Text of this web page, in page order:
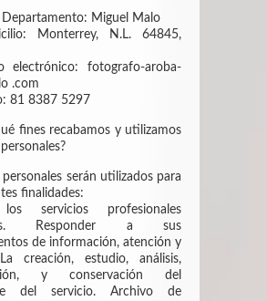
Departamento: Miguel Malo
Monterrey, N.L. 64845,
electrónico: fotografo-aroba-
.com
81 8387 5297
fines recabamos y utilizamos
serán utilizados para
finalidades:
los servicios profesionales
Responder a sus
de información, atención y
creación, estudio, análisis,
y conservación del
del servicio. Archivo de